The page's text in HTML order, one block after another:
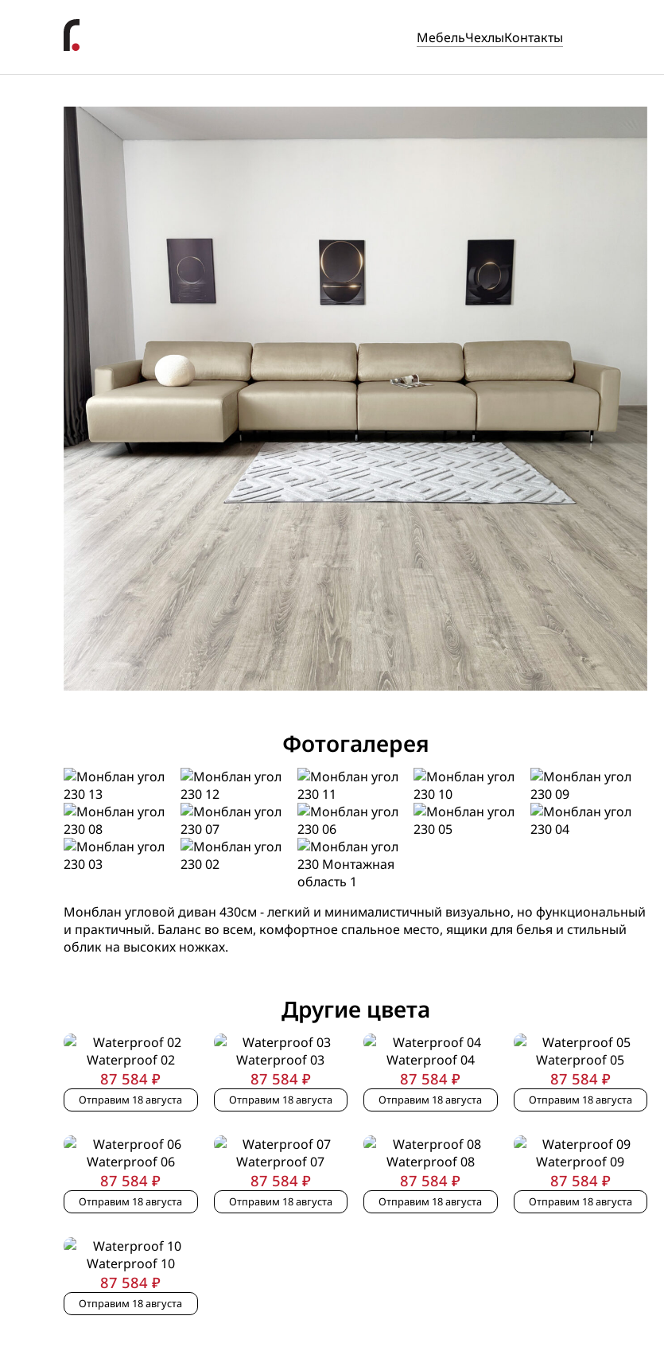
МебельЧехлыКонтакты
Фотогалерея
Монблан угловой диван 430см - легкий и минималистичный визуально, но функциональный
и практичный. Баланс во всем, комфортное спальное место, ящики для белья и стильный
облик на высоких ножках.
Другие цвета
Waterproof 02
87 584 ₽
Отправим 18 августа
Waterproof 03
87 584 ₽
Отправим 18 августа
Waterproof 04
87 584 ₽
Отправим 18 августа
Waterproof 05
87 584 ₽
Отправим 18 августа
Waterproof 06
87 584 ₽
Отправим 18 августа
Waterproof 07
87 584 ₽
Отправим 18 августа
Waterproof 08
87 584 ₽
Отправим 18 августа
Waterproof 09
87 584 ₽
Отправим 18 августа
Waterproof 10
87 584 ₽
Отправим 18 августа